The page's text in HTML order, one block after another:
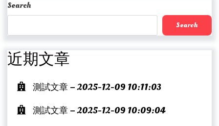
Search
Search
近期文章
測試文章 – 2025-12-09 10:11:03
測試文章 – 2025-12-09 10:09:04